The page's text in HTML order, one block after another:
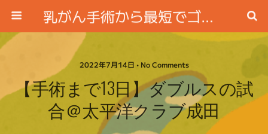
乳がん手術から最短でゴルフ場に行く方法
2022年7月14日 • No Comments
【手術まで13日】ダブルスの試
合＠太平洋クラブ成田